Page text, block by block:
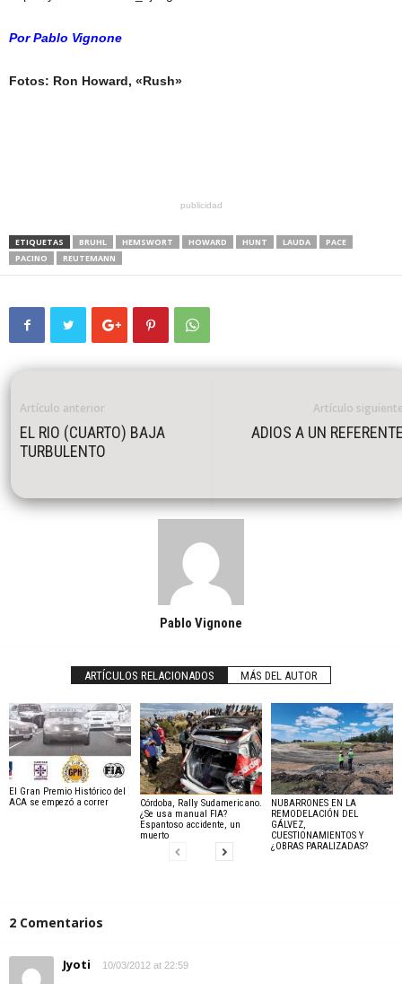
Por Pablo Vignone
Fotos: Ron Howard, «Rush»
publicidad
ETIQUETAS BRUHL HEMSWORT HOWARD HUNT LAUDA
PACE
PACINO
REUTEMANN
Artículo anterior
EL RIO (CUARTO) BAJA
TURBULENTO
Artículo
ADIOS A UN
Pablo Vignone
ARTÍCULOS RELACIONADOS MÁS DEL AUTOR
El Gran Premio Histórico del
ACA se empezó a correr
Córdoba, Rally Sudamericano.
¿Se usa manual FIA?
Espantoso accidente, un
muerto
NUBARRONES EN LA
REMODELACIÓN DEL
GÁLVEZ,
CUESTIONAMIENTOS Y
¿OBRAS PARALIZADAS?
2 Comentarios
Jyoti 10/03/2012 at 22:59